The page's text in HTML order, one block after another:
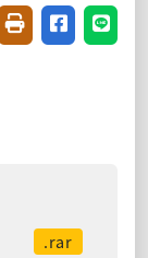
友善列印(開新視
分享至臉書
分享
.rar